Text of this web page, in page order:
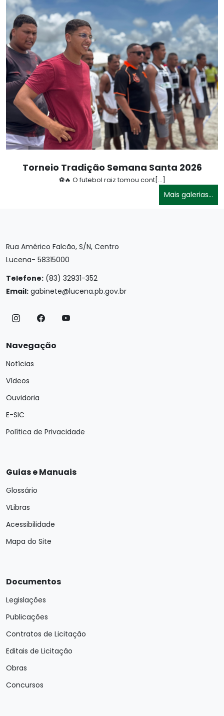
Torneio Tradição Semana Santa 2026
⚽🔥 O futebol raiz tomou cont[...]
Mais galerias...
Rua Américo Falcão, S/N, Centro
Lucena- 58315000
Telefone: (83) 32931-352
Email: gabinete@lucena.pb.gov.br
Navegação
Notícias
Vídeos
Ouvidoria
E-SIC
Política de Privacidade
Guias e Manuais
Glossário
VLibras
Acessibilidade
Mapa do Site
Documentos
Legislações
Publicações
Contratos de Licitação
Editais de Licitação
Obras
Concursos